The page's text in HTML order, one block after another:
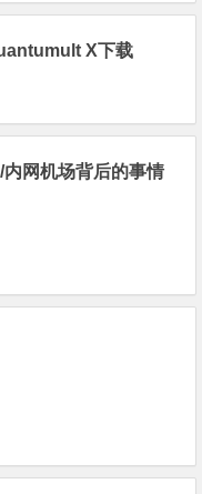
X下载
内网机场背后的事情